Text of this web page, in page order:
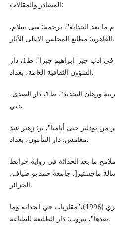
المصادر والمقالات:
(2000). "أوهام ما بعد الحداثة". ترجمة: منى سلام.
القاهرة: مطابع المجلس الاعلى للآثار.
بدر، فاطمة. (2012) "الشخصية في ادب جبرا ابراهيم جبرا". ط1، دار
الشؤون الثقافية العامة، بغداد.
برادة، محمد. (2001) "الرواية العربية ورهان التجديد". ط1، دار الصدى،
دبي.
"قصيدة النثر من بودلير حتى أيامنا". تر: زهير عبد
مغامس. دار المأمون، بغداد.
سميرة. (2019). "ملامح ما بعد الحداثة في رواية خرائط
ماجستير[. جامعة حمد بو ضياف،
الجزائر.
تع، الشيخ، محمد، ياسر الطائري (1996)،"مقاربات في الحداثة وما
بعدها". بيروت: دار الطليعة للطباعة.